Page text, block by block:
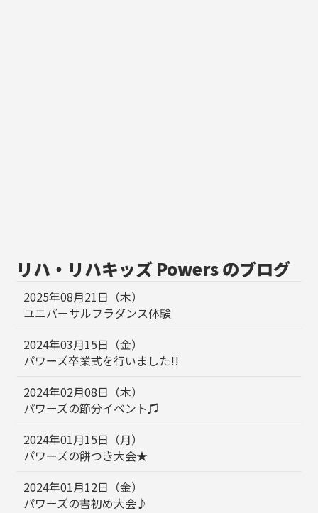
リハ・リハキッズ Powers のブログ
2025年08月21日（木）
ユニバーサルフラダンス体験
2024年03月15日（金）
パワーズ卒業式を行いました!!
2024年02月08日（木）
パワーズの節分イベント♫
2024年01月15日（月）
パワーズの餅つき大会★
2024年01月12日（金）
パワーズの書初め大会♪